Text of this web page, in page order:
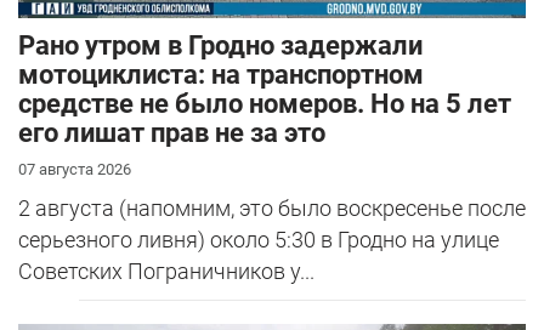
Рано утром в Гродно задержали
мотоциклиста: на транспортном
средстве не было номеров. Но на 5 лет
его лишат прав не за это
07 августа 2026
2 августа (напомним, это было воскресенье после
серьезного ливня) около 5:30 в Гродно на улице
Советских Пограничников у...